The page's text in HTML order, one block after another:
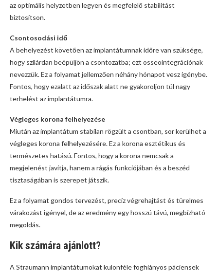
az optimális helyzetben legyen és megfelelő stabilitást
biztosítson.
Csontosodási idő
A behelyezést követően az implantátumnak időre van szüksége,
hogy szilárdan beépüljön a csontozatba; ezt osseointegrációnak
nevezzük. Ez a folyamat jellemzően néhány hónapot vesz igénybe.
Fontos, hogy ezalatt az időszak alatt ne gyakoroljon túl nagy
terhelést az implantátumra.
Végleges korona felhelyezése
Miután az implantátum stabilan rögzült a csontban, sor kerülhet a
végleges korona felhelyezésére. Ez a korona esztétikus és
természetes hatású. Fontos, hogy a korona nemcsak a
megjelenést javítja, hanem a rágás funkciójában és a beszéd
tisztaságában is szerepet játszik.
Ez a folyamat gondos tervezést, precíz végrehajtást és türelmes
várakozást igényel, de az eredmény egy hosszú távú, megbízható
megoldás.
Kik számára ajánlott?
A Straumann implantátumokat különféle foghiányos páciensek